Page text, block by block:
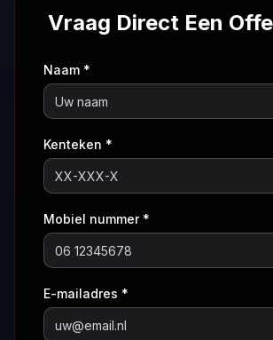
Vraag Direct Een
Naam *
Kenteken *
Mobiel nummer *
E-mailadres *